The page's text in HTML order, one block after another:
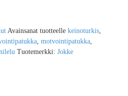
Avainsanat tuotteelle keinoturkis,
, motvointipatukka,
Tuotemerkki: Jokke